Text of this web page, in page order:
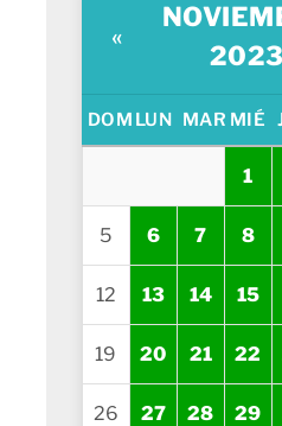
«
2023
DOM LUN MAR MIÉ
1
5 6 7 8
12 13 14 15
19 20 21 22
26 27 28 29